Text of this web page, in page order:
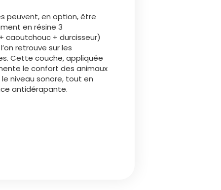
Yкраїнська мова
한국의
Português
peuvent, en option, être
en résine 3
caoutchouc + durcisseur)
retrouve sur les
Cette couche, appliquée
le confort des animaux
niveau sonore, tout en
antidérapante.